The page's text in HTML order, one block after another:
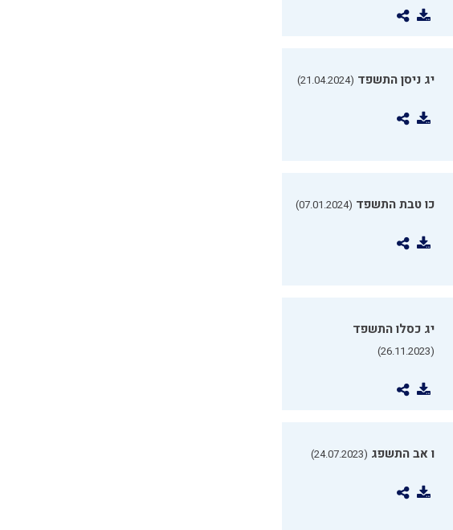
יג ניסן התשפד (21.04.2024)
כו טבת התשפד (07.01.2024)
יג כסלו התשפד
(26.11.2023)
ו אב התשפג (24.07.2023)